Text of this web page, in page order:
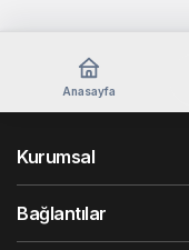
Anasayfa
Kurumsal
Bağlantılar